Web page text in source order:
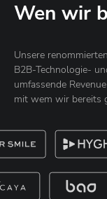
Wen wir
Unsere
B2B-Technologie-
umfassende
mit wem wir bereits